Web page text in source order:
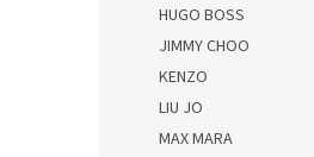
HUGO BOSS
JIMMY CHOO
KENZO
LIU JO
MAX MARA